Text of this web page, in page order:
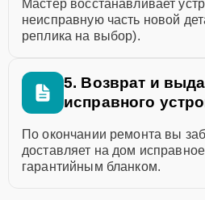
Мастер восстанавливает
неисправную часть новой
реплика на выбор).
5. Возврат и
исправного
По окончании ремонта вы
доставляет на дом
гарантийным бланком.